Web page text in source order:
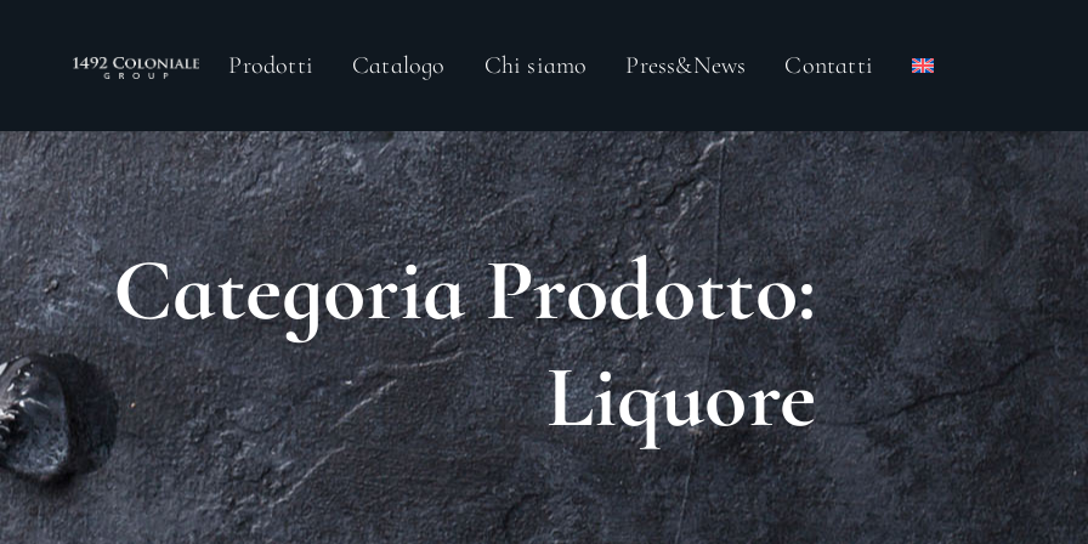
Prodotti Catalogo Chi siamo Press&News Contatti
Categoria Prodotto:
Liquore